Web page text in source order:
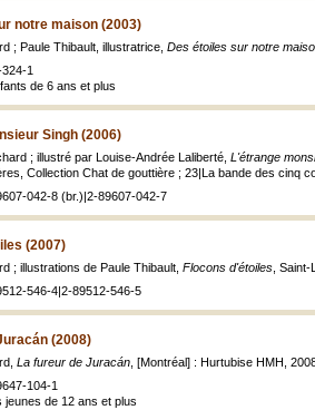
notre maison (2003)
; Paule Thibault, illustratrice, Des étoiles sur notre
1
de 6 ans et plus
Singh (2006)
; illustré par Louise-Andrée Laliberté, L'étrange
Collection Chat de gouttière ; 23|La bande des cinq
042-8 (br.)|2-89607-042-7
(2007)
; illustrations de Paule Thibault, Flocons d'étoiles ,
546-4|2-89512-546-5
(2008)
La fureur de Juracán , [Montréal] : Hurtubise HMH,
104-1
jeunes de 12 ans et plus